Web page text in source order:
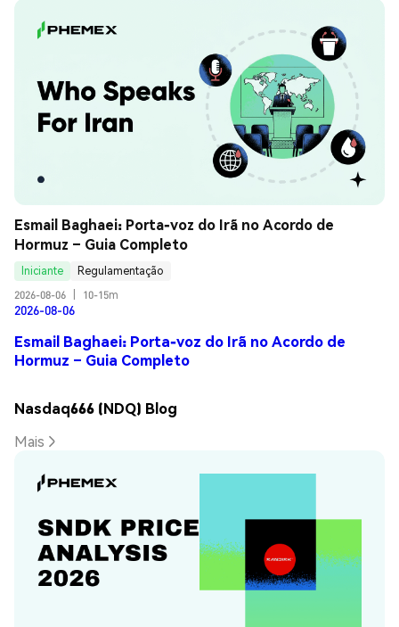
Esmail Baghaei: Porta-voz do Irã no Acordo de
Hormuz – Guia Completo
Iniciante
Regulamentação
2026-08-06
10-15m
2026-08-06
Esmail Baghaei: Porta-voz do Irã no Acordo de
Hormuz – Guia Completo
Nasdaq666 (NDQ) Blog
Mais